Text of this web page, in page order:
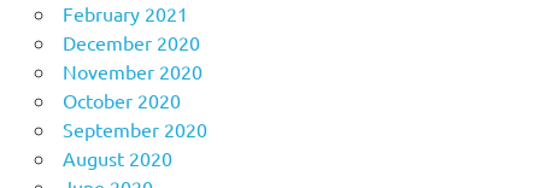
February 2021
December 2020
November 2020
October 2020
September 2020
August 2020